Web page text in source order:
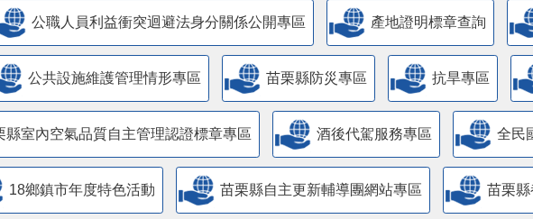
公職人員利益衝突迴避法身分關係公開專區 產地證明標章查詢
​公共設施維護管理情形專區 苗栗縣防災專區 抗旱專區
縣室內空氣品質自主管理認證標章專區 酒後代駕服務專區 全民
18鄉鎮市年度特色活動 苗栗縣自主更新輔導團網站專區 苗栗